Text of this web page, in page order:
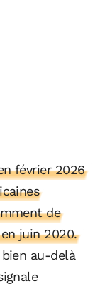
février 2026
de
juin 2020.
au-delà